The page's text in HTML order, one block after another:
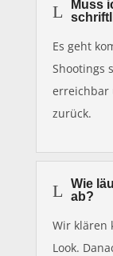
L
Muss
Es geht
Shootings
erreichbar
zurück.
L
Wie
ab?
Wir klären
Look.